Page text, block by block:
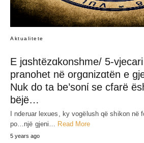
Aktualitete
E jɑshtëzɑkonshme/ 5-
pranohet në orgɑnizɑtën e
Nuk do ta be’sonί se cfarë
bëjë…
I nderuar lexues, ky vogëlush që shikon në
po…një gjeni… Read More
5 years ago